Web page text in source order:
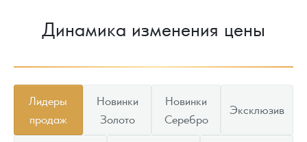
Динамика изменения цены
Лидеры
продаж
Новинки
Золото
Новинки
Серебро
Эксклюзив